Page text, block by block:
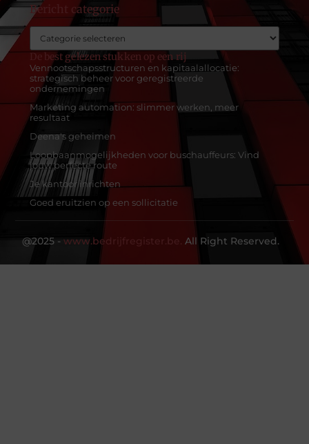
De best gelezen stukken op een rij
Vennootschapsstructuren en kapitaalallocatie:
strategisch beheer voor geregistreerde
ondernemingen
Marketing automation: slimmer werken, meer
resultaat
Deena's geheimen
Loopbaanmogelijkheden voor buschauffeurs: Vind
jouw perfecte route
Je kantoor inrichten
Goed eruitzien op een sollicitatie
Bericht categorie
@2025 -www.bedrijfregister.be. All Right Reserved.